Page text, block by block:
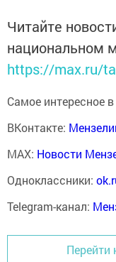
Читайте
национальном
https://max.ru/
Самое интересное
ВКонтакте:
MAX: Новости
Одноклассники:
Telegram-канал:
Перейти